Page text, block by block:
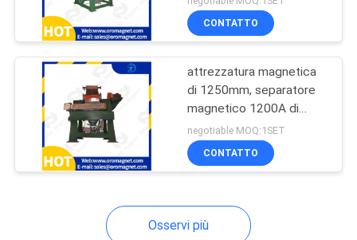
Separatore
magnetico del
nastro trasportatore
metallico grezzo e
minerale non metallico
CONTATTO
attrezzatura magnetica
di 1250mm, separatore
magnetico 1200A di
intensità bassa
negotiable MOQ:1SET
CONTATTO
Osservi più